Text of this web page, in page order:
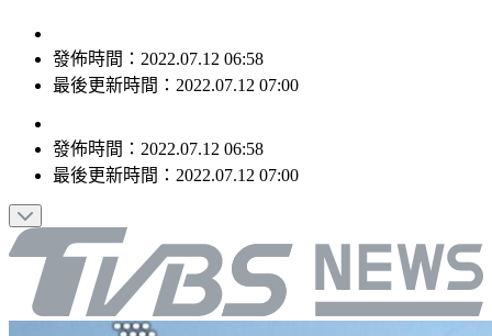
發佈時間：2022.07.12 06:58
最後更新時間：2022.07.12 07:00
發佈時間： 2022.07.12 06:58
最後更新時間： 2022.07.12 07:00